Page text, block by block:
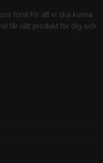
först för att vi ska kunna
får rätt produkt för dig och